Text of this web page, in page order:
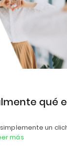
qué
un
más